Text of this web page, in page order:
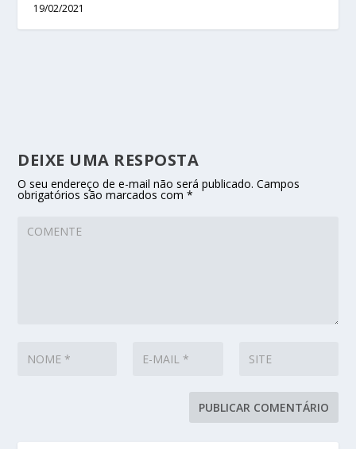
19/02/2021
DEIXE UMA RESPOSTA
O seu endereço de e-mail não será publicado. Campos
obrigatórios são marcados com*